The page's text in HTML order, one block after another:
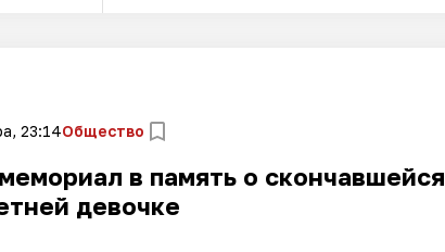
23:14Общество
в память о скончавшейся
девочке